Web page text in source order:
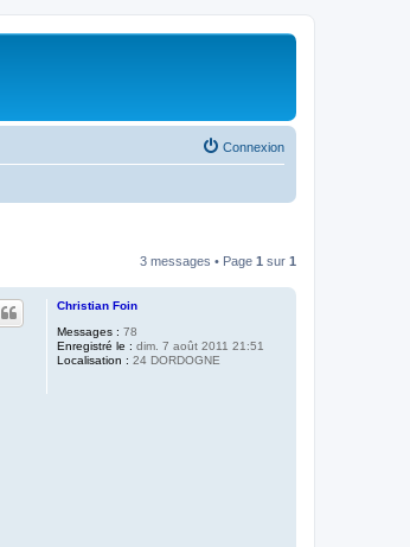
Connexion
3 messages • Page 1 sur 1
Christian Foin
Messages : 78
Enregistré le : dim. 7 août 2011 21:51
Localisation : 24 DORDOGNE